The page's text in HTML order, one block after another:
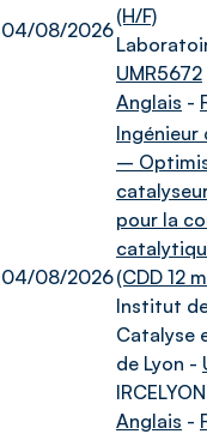
04/08/2026
(H/F)
UMR5672
Anglais -
04/08/2026
Ingénieur
–
pour la
(CDD 12
Institut
Catalyse
de Lyon -
IRCELYON
Anglais -